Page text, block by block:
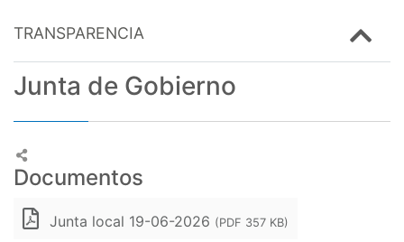
TRANSPARENCIA
Junta de Gobierno
Documentos
Junta local 19-06-2026 (PDF 357 KB)